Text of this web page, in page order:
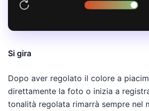
Si gira
Dopo aver regolato il colore a
direttamente la foto o inizia a
tonalità regolata rimarrà sempre nel